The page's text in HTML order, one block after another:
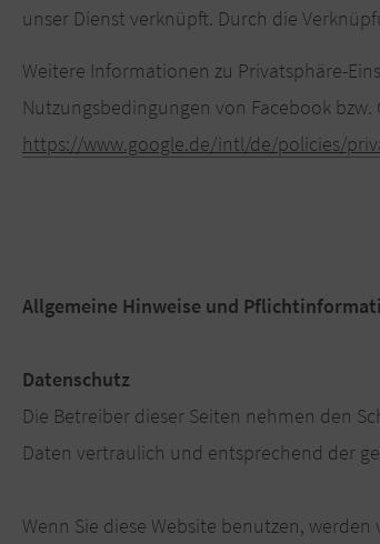
unser Dienst verknüpft. Durch die
Weitere Informationen zu Privatsphäre-
Nutzungsbedingungen von Facebook bzw.
https://www.google.de/intl/de/policies/
Allgemeine Hinweise und
Datenschutz
Die Betreiber dieser Seiten nehmen den
Daten vertraulich und entsprechend der
Wenn Sie diese Website benutzen,